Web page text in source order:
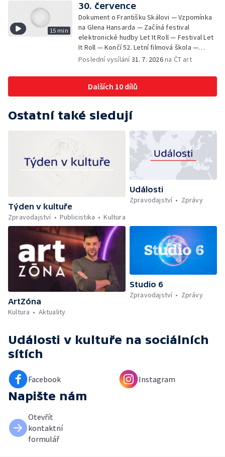
15 min
30. července
Dokument o Františku Skálovi — Vzpomínka
na Glena Hansarda — Začíná festival
elektronické hudby Let It Roll — Festival Let
It Roll — Končí 52. Letní filmová škola —
Krátké zprávy z kultury — Rekonstrukce
Poslední vysílání31. 7. 2026na ČT art
Dalších 10 dílů
Ostatní také sledují
Týden v kultuře
Zpravodajství
Publicistika Kultura
Události
Zpravodajství
Zprávy
ArtZóna
Kultura
Aktuality
Studio 6
Zpravodajství
Zprávy
Události v kultuře na sociálních
sítích
Facebook Instagram
Napište nám
Otevřít
kontaktní
formulář